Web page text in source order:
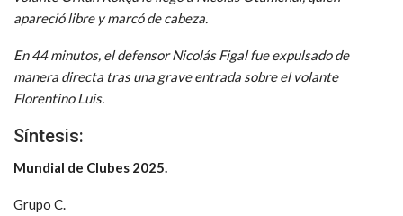
apareció libre y marcó de cabeza.
En 44 minutos, el defensor Nicolás Figal fue expulsado de
manera directa tras una grave entrada sobre el volante
Florentino Luis.
Síntesis:
Mundial de Clubes 2025.
Grupo C.